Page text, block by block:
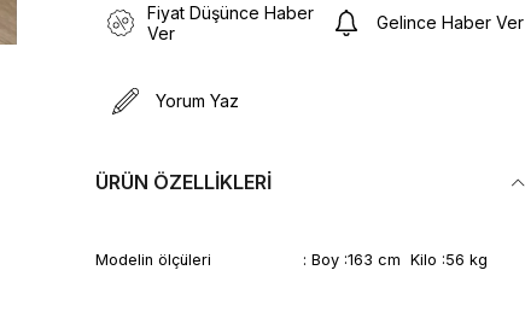
Fiyat Düşünce Haber
Ver
Gelince Haber Ver
Yorum Yaz
ÜRÜN ÖZELLIKLERI
Modelin ölçüleri : Boy :163 cm Kilo :56 kg